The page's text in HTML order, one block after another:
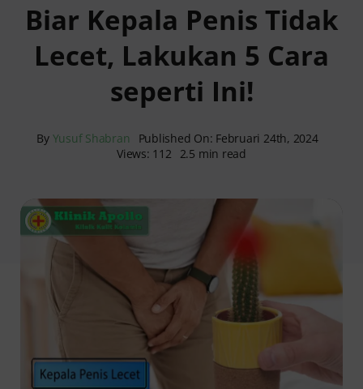
Reservasi Online
Biar Kepala Penis Tidak
Lecet, Lakukan 5 Cara
seperti Ini!
By Yusuf Shabran
Published On: Februari 24th, 2024
Views: 112
2.5 min read